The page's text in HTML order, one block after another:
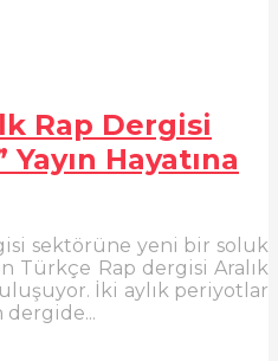
Rap Dergisi
Hayatına
sektörüne yeni bir soluk
Türkçe Rap dergisi Aralık
İki aylık periyotlar
dergide...